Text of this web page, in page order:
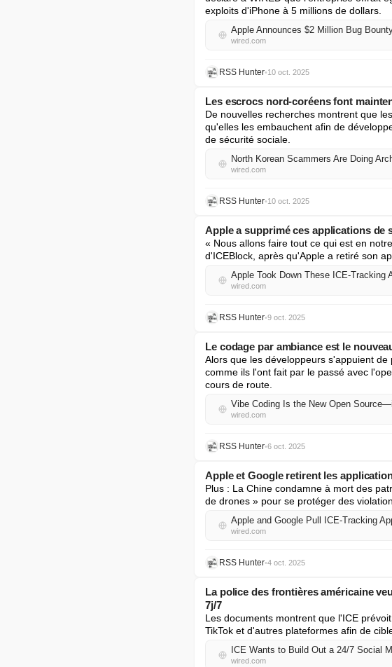
exploits d'iPhone à 5 millions de dollars.
Apple Announces $2 Million Bug
wired.com
RSS Hunter•10 oct. 2025
Les escrocs nord-coréens font
De nouvelles recherches montrent que
qu'elles les embauchent afin de
de sécurité sociale.
North Korean Scammers Are Doing
wired.com
RSS Hunter•10 oct. 2025
Apple a supprimé ces applications de
« Nous allons faire tout ce qui est en
d'ICEBlock, après qu'Apple a retiré son
Apple Took Down These ICE-Tracking
wired.com
RSS Hunter•9 oct. 2025
Le codage par ambiance est le
Alors que les développeurs s'appuient
comme ils l'ont fait par le passé avec
cours de route.
Vibe Coding Is the New Open
wired.com
RSS Hunter•6 oct. 2025
Apple et Google retirent les
Plus : La Chine condamne à mort des
de drones » pour se protéger des
Apple and Google Pull ICE-Tracking
wired.com
RSS Hunter•4 oct. 2025
La police des frontières américaine
7j/7
Les documents montrent que l'ICE
TikTok et d'autres plateformes afin de
ICE Wants to Build Out a 24/7 Social
wired.com